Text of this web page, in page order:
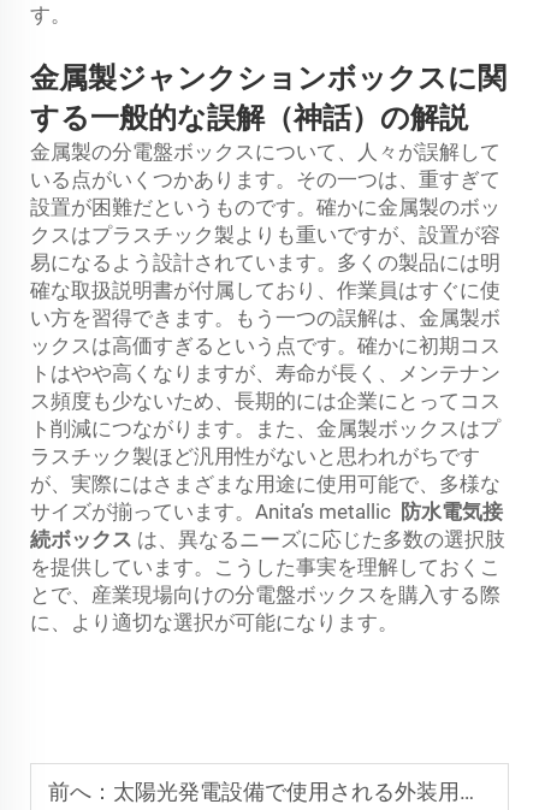
す。
金属製ジャンクションボックスに関
する一般的な誤解（神話）の解説
金属製の分電盤ボックスについて、人々が誤解して
いる点がいくつかあります。その一つは、重すぎて
設置が困難だというものです。確かに金属製のボッ
クスはプラスチック製よりも重いですが、設置が容
易になるよう設計されています。多くの製品には明
確な取扱説明書が付属しており、作業員はすぐに使
い方を習得できます。もう一つの誤解は、金属製ボ
ックスは高価すぎるという点です。確かに初期コス
トはやや高くなりますが、寿命が長く、メンテナン
ス頻度も少ないため、長期的には企業にとってコス
ト削減につながります。また、金属製ボックスはプ
ラスチック製ほど汎用性がないと思われがちです
が、実際にはさまざまな用途に使用可能で、多様な
サイズが揃っています。Anita’s metallic 防水電気接
続ボックス は、異なるニーズに応じた多数の選択肢
を提供しています。こうした事実を理解しておくこ
とで、産業現場向けの分電盤ボックスを購入する際
に、より適切な選択が可能になります。
前へ： 太陽光発電設備で使用される外装用ジャンクションボックスの種類は何ですか